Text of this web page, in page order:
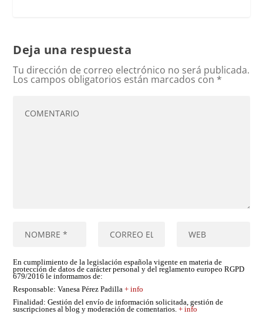
Deja una respuesta
Tu dirección de correo electrónico no será publicada.
Los campos obligatorios están marcados con *
En cumplimiento de la legislación española vigente en materia de
protección de datos de carácter personal y del reglamento europeo RGPD
679/2016 le informamos de:
Responsable: Vanesa Pérez Padilla+ info
Finalidad: Gestión del envío de información solicitada, gestión de
suscripciones al blog y moderación de comentarios.+ info